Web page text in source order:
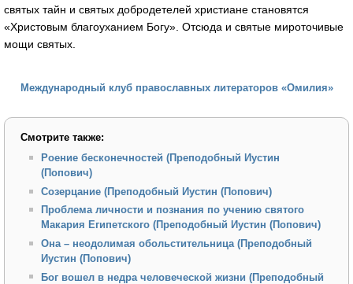
святых тайн и святых добродетелей христиане становятся
«Христовым благоуханием Богу». Отсюда и святые мироточивые
мощи святых.
Международный клуб православных литераторов «Омилия»
Смотрите также:
Роение бесконечностей (Преподобный Иустин
(Попович)
Созерцание (Преподобный Иустин (Попович)
Проблема личности и познания по учению святого
Макария Египетского (Преподобный Иустин (Попович)
Она – неодолимая обольстительница (Преподобный
Иустин (Попович)
Бог вошел в недра человеческой жизни (Преподобный